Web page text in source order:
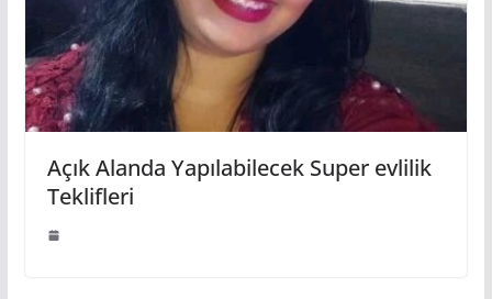
Açık Alanda Yapılabilecek Super evlilik
Teklifleri